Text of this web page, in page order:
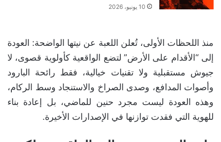
10 يونيو، 2026
منذ اللحظات الأولى، تُعلن اللعبة عن نيتها الواضحة: العودة
إلى “الأقدام على الأرض” لتضع الواقعية كأولوية قصوى، لا
جيوش مستقبلية ولا تقنيات خيالية، فقط رائحة البارود
وأصوات المدافع، وصدى الصراخ والاستنجاد وسط الركام،
وهذه العودة ليست مجرد حنين للماضي، بل إعادة بناء
للهوية التي فقدت توازنها في الإصدارات الأخيرة.